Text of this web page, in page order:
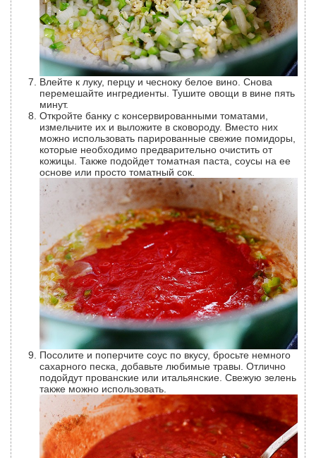
Влейте к луку, перцу и чесноку белое вино. Снова
перемешайте ингредиенты. Тушите овощи в вине пять
минут.
Откройте банку с консервированными томатами,
измельчите их и выложите в сковороду. Вместо них
можно использовать парированные свежие помидоры,
которые необходимо предварительно очистить от
кожицы. Также подойдет томатная паста, соусы на ее
основе или просто томатный сок.
Посолите и поперчите соус по вкусу, бросьте немного
сахарного песка, добавьте любимые травы. Отлично
подойдут прованские или итальянские. Свежую зелень
также можно использовать.